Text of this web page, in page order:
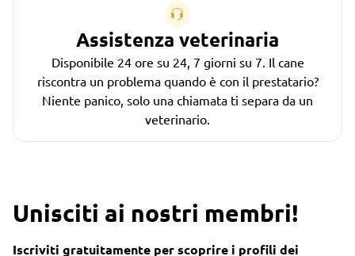
Assistenza veterinaria
Disponibile 24 ore su 24, 7 giorni su 7. Il cane
riscontra un problema quando è con il prestatario?
Niente panico, solo una chiamata ti separa da un
veterinario.
Unisciti ai nostri membri!
Iscriviti gratuitamente per scoprire i profili dei